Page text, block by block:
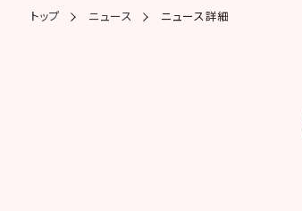
トップ ニュース ニュース詳細